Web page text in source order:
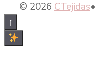
© 2026 CTejidas•
↑